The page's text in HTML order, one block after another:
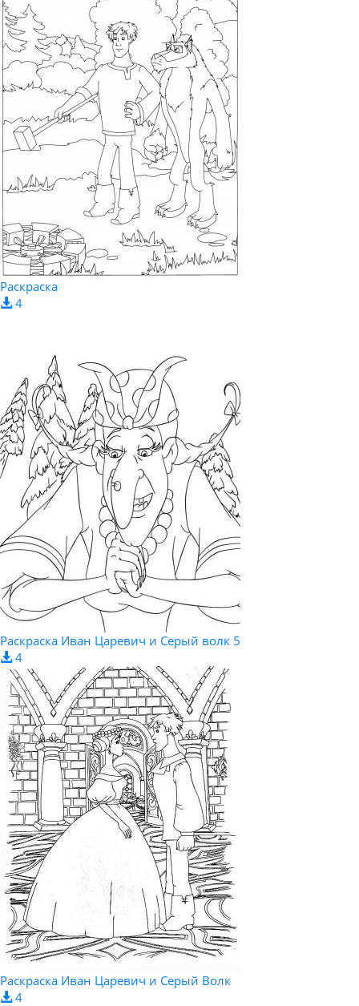
Раскраска
4
Раскраска Иван Царевич и Серый волк 5
4
Раскраска Иван Царевич и Серый Волк
4